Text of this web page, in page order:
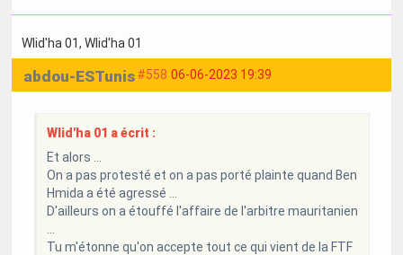
Wlid'ha 01, Wlid'ha 01
#558 06-06-2023 19:39
abdou-ESTunis
Wlid'ha 01 a écrit :
Et alors ...
On a pas protesté et on a pas porté plainte quand Ben
Hmida a été agressé ...
D'ailleurs on a étouffé l'affaire de l'arbitre mauritanien
Tu m'étonne qu'on accepte tout ce qui vient de la FTF